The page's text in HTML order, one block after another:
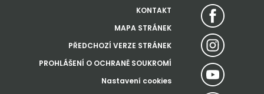
KONTAKT
MAPA STRÁNEK
PŘEDCHOZÍ VERZE STRÁNEK
PROHLÁŠENÍ O OCHRANĚ SOUKROMÍ
Nastavení cookies